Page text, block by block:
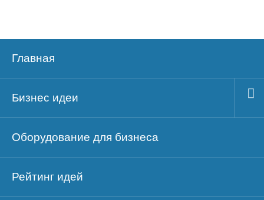
Главная
Бизнес идеи
Оборудование для бизнеса
Рейтинг идей